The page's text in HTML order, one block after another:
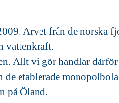
Arvet från de norska
vattenkraft.
Allt vi gör handlar därför
etablerade
på Öland.